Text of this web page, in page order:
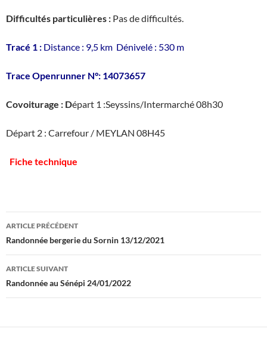
Difficultés particulières : Pas de difficultés.
Tracé 1 : Distance : 9,5 km Dénivelé : 530 m
Trace Openrunner N°: 14073657
Covoiturage : Départ 1 :Seyssins/Intermarché 08h30
Départ 2 : Carrefour / MEYLAN 08H45
Fiche technique
Navigation
des
articles
ARTICLE PRÉCÉDENT
Randonnée bergerie du Sornin 13/12/2021
ARTICLE SUIVANT
Randonnée au Sénépi 24/01/2022